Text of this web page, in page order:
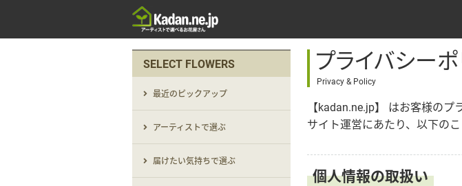
プライバシー
Privacy & Policy
【kadan.ne.jp】 はお客様のプ
サイト運営にあたり、以下のこ
個人情報の取扱い
SELECT FLOWERS
最近のピックアップ
アーティストで選ぶ
届けたい気持ちで選ぶ